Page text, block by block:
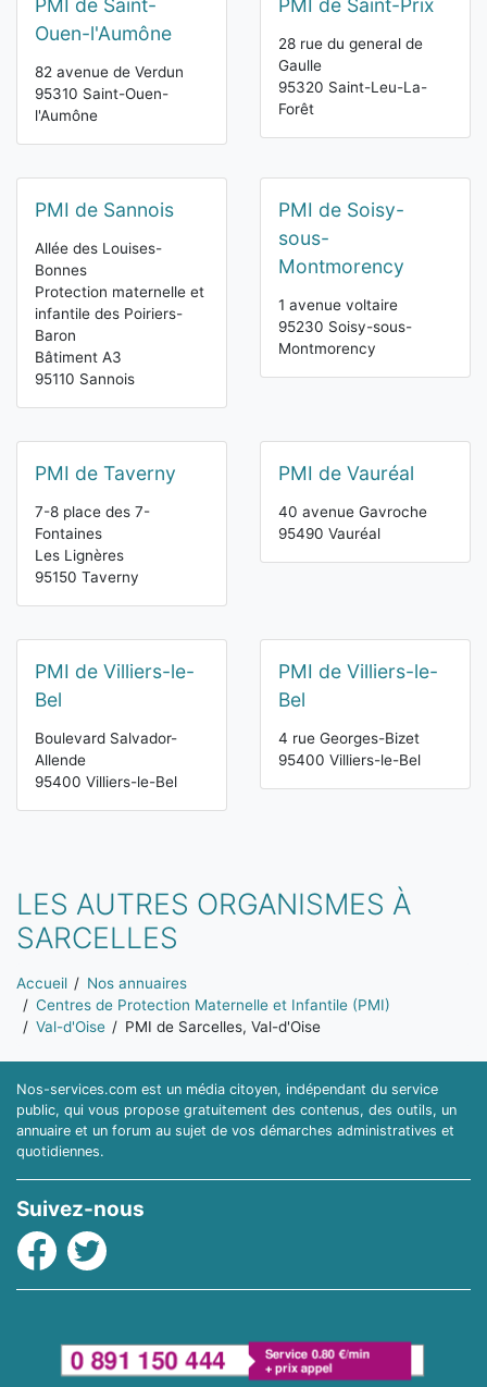
PMI de Saint-
Ouen-l'Aumône
82 avenue de Verdun
95310 Saint-Ouen-
l'Aumône
PMI de Saint-Prix
28 rue du general de
Gaulle
95320 Saint-Leu-La-
Forêt
PMI de Sannois
Allée des Louises-
Bonnes
Protection maternelle et
infantile des Poiriers-
Baron
Bâtiment A3
95110 Sannois
PMI de Soisy-
sous-
Montmorency
1 avenue voltaire
95230 Soisy-sous-
Montmorency
PMI de Taverny
7-8 place des 7-
Fontaines
Les Lignères
95150 Taverny
PMI de Vauréal
40 avenue Gavroche
95490 Vauréal
PMI de Villiers-le-
Bel
Boulevard Salvador-
Allende
95400 Villiers-le-Bel
PMI de Villiers-le-
Bel
4 rue Georges-Bizet
95400 Villiers-le-Bel
LES AUTRES ORGANISMES À
SARCELLES
Vous êtes ici:
Accueil
Nos annuaires
Centres de Protection Maternelle et Infantile (PMI)
Val-d'Oise
PMI de Sarcelles, Val-d'Oise
Nos-services.com est un média citoyen, indépendant du service
public, qui vous propose gratuitement des contenus, des outils, un
annuaire et un forum au sujet de vos démarches administratives et
quotidiennes.
Suivez-nous
Facebook
Twitter